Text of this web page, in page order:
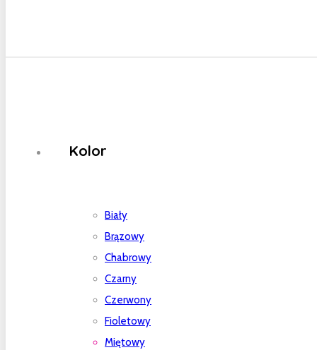
Kolor
Biały
Brązowy
Chabrowy
Czarny
Czerwony
Fioletowy
Miętowy